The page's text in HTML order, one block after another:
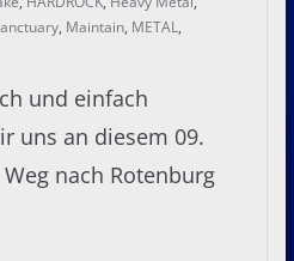
, Maintain, METAL,
und einfach
uns an diesem 09.
nach Rotenburg